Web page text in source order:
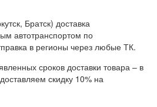
Братск) доставка
автотранспортом по
в регионы через любые ТК.
сроков доставки товара – в
скидку 10% на